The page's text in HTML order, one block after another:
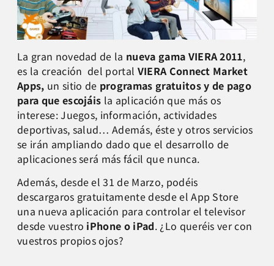
La gran novedad de la nueva gama VIERA 2011,
es la creación del portal VIERA Connect Market
Apps, un sitio de programas gratuitos y de pago
para que escojáis la aplicación que más os
interese: Juegos, información, actividades
deportivas, salud… Además, éste y otros servicios
se irán ampliando dado que el desarrollo de
aplicaciones será más fácil que nunca.
Además, desde el 31 de Marzo, podéis
descargaros gratuitamente desde el App Store
una nueva aplicación para controlar el televisor
desde vuestro iPhone o iPad. ¿Lo queréis ver con
vuestros propios ojos?